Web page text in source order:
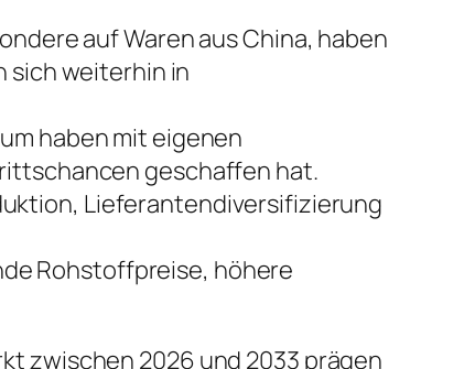
auf Waren aus China, haben
sich weiterhin in
haben mit eigenen
geschaffen hat.
Lieferantendiversifizierung
Rohstoffpreise, höhere
zwischen 2026 und 2033 prägen